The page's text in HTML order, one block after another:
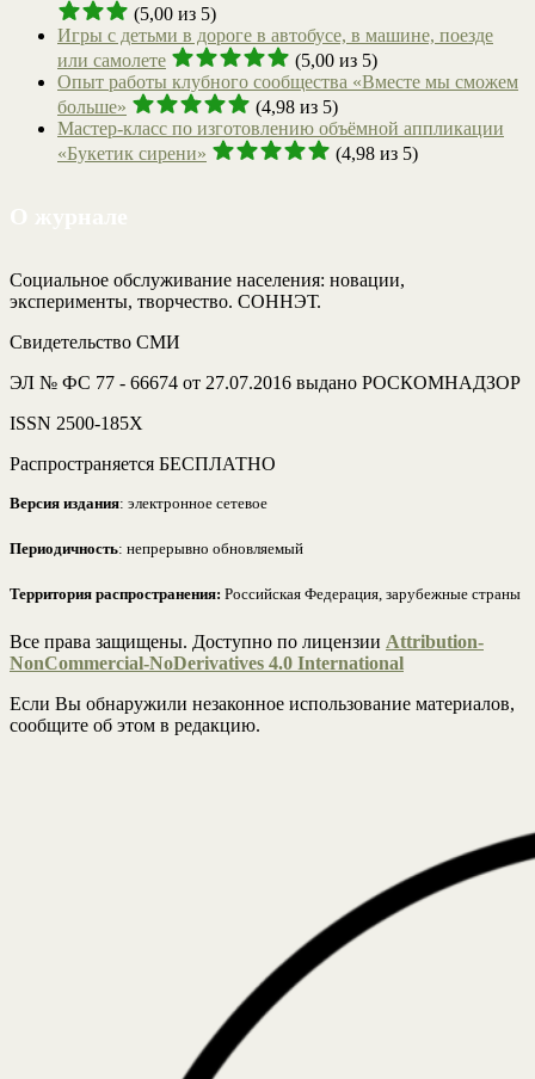
(5,00 из 5)
Игры с детьми в дороге в автобусе, в машине, поезде
или самолете
(5,00 из 5)
Опыт работы клубного сообщества «Вместе мы сможем
больше»
(4,98 из 5)
Мастер-класс по изготовлению объёмной аппликации
«Букетик сирени»
(4,98 из 5)
Социальное обслуживание населения: новации,
эксперименты, творчество. СОННЭТ.
Свидетельство СМИ
ЭЛ № ФС 77 - 66674 от 27.07.2016 выдано РОСКОМНАДЗОР
ISSN 2500-185Х
Распространяется БЕСПЛАТНО
Версия издания: электронное сетевое
Периодичность: непрерывно обновляемый
Территория распространения: Российская Федерация, зарубежные страны
Все права защищены. Доступно по лицензии Attribution-
NonCommercial-NoDerivatives 4.0 International
Если Вы обнаружили незаконное использование материалов,
сообщите об этом в редакцию.